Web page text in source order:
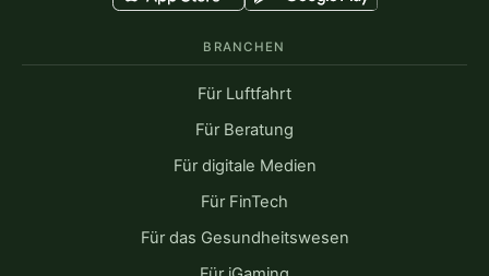
BRANCHEN
Für Luftfahrt
Für Beratung
Für digitale Medien
Für FinTech
Für das Gesundheitswesen